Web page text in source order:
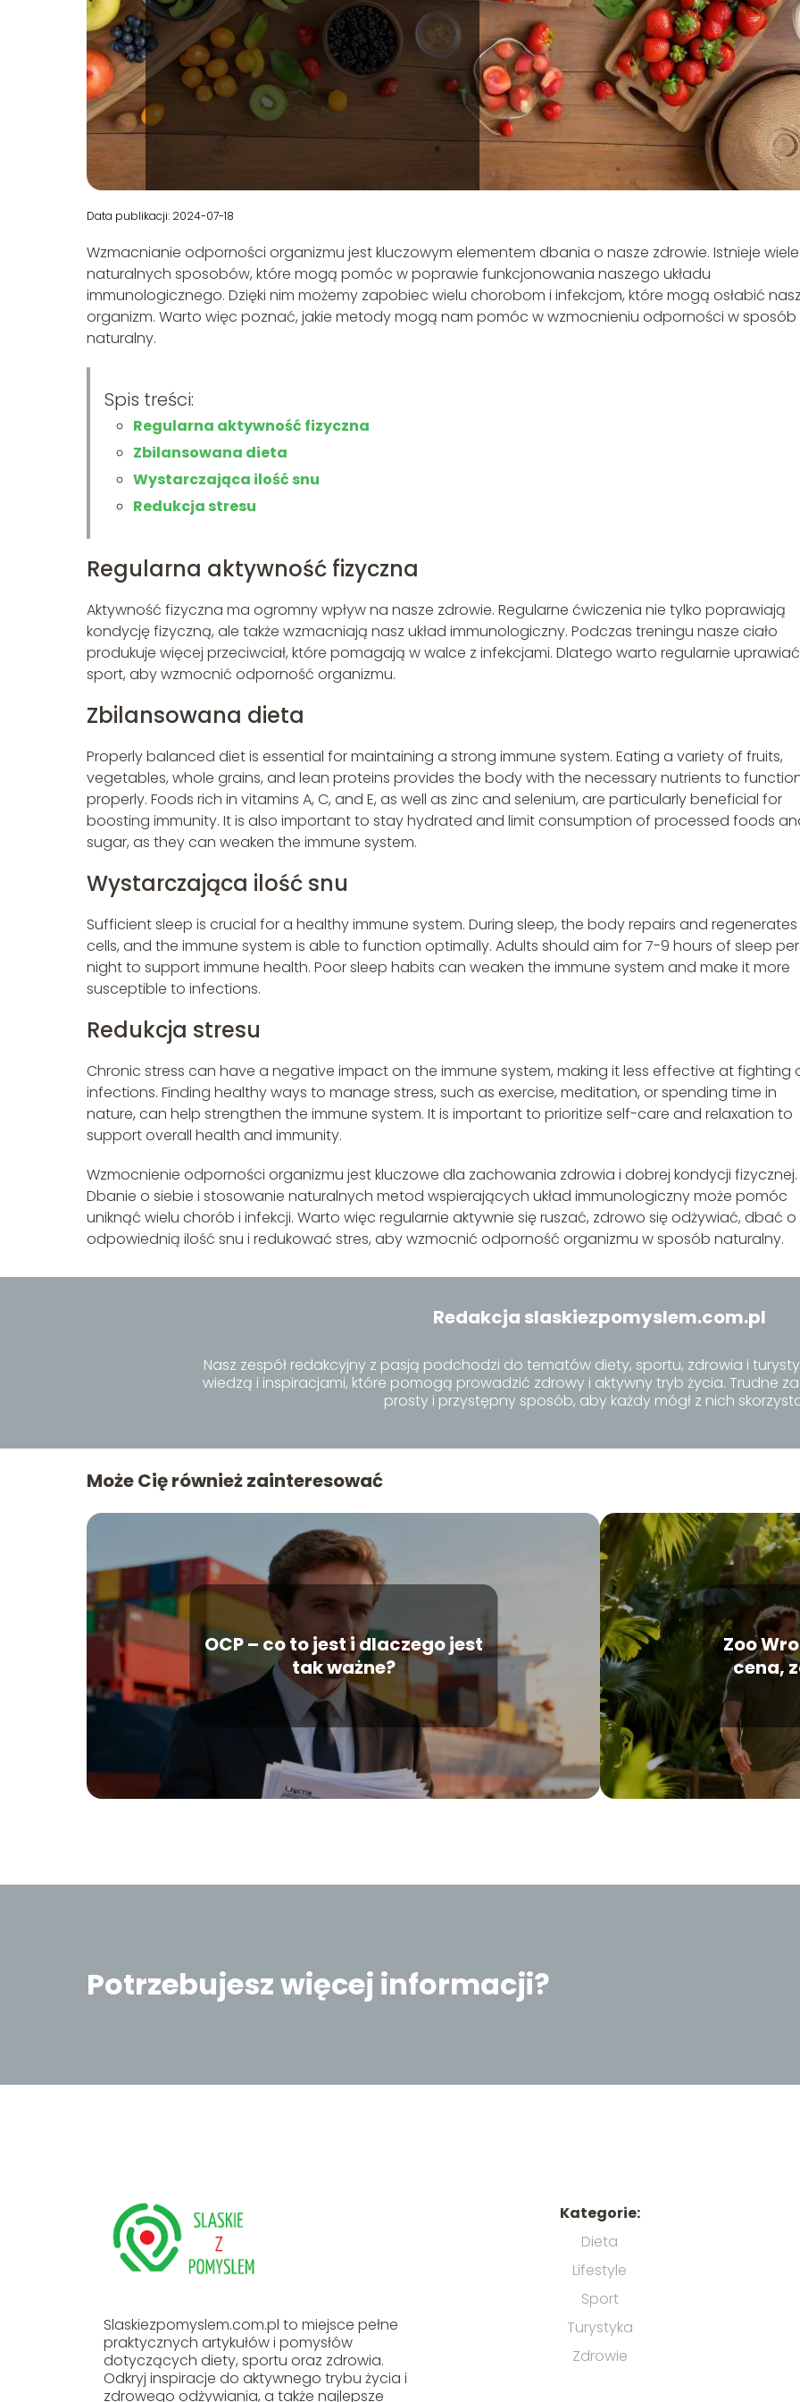
Data publikacji: 2024-07-18
Wzmacnianie odporności organizmu jest kluczowym elementem dbania o nasze zdrowie. Istnieje wiele
naturalnych sposobów, które mogą pomóc w poprawie funkcjonowania naszego układu
immunologicznego. Dzięki nim możemy zapobiec wielu chorobom i infekcjom, które mogą osłabić nasz
organizm. Warto więc poznać, jakie metody mogą nam pomóc w wzmocnieniu odporności w sposób
naturalny.
Spis treści:
Regularna aktywność fizyczna
Zbilansowana dieta
Wystarczająca ilość snu
Redukcja stresu
Regularna aktywność fizyczna
Aktywność fizyczna ma ogromny wpływ na nasze zdrowie. Regularne ćwiczenia nie tylko poprawiają
kondycję fizyczną, ale także wzmacniają nasz układ immunologiczny. Podczas treningu nasze ciało
produkuje więcej przeciwciał, które pomagają w walce z infekcjami. Dlatego warto regularnie uprawiać
sport, aby wzmocnić odporność organizmu.
Zbilansowana dieta
Properly balanced diet is essential for maintaining a strong immune system. Eating a variety of fruits,
vegetables, whole grains, and lean proteins provides the body with the necessary nutrients to
properly. Foods rich in vitamins A, C, and E, as well as zinc and selenium, are particularly beneficial for
boosting immunity. It is also important to stay hydrated and limit consumption of processed foods
sugar, as they can weaken the immune system.
Wystarczająca ilość snu
Sufficient sleep is crucial for a healthy immune system. During sleep, the body repairs and regenerates
cells, and the immune system is able to function optimally. Adults should aim for 7-9 hours of sleep per
night to support immune health. Poor sleep habits can weaken the immune system and make it more
susceptible to infections.
Redukcja stresu
Chronic stress can have a negative impact on the immune system, making it less effective at fighting
infections. Finding healthy ways to manage stress, such as exercise, meditation, or spending time in
nature, can help strengthen the immune system. It is important to prioritize self-care and relaxation to
support overall health and immunity.
Wzmocnienie odporności organizmu jest kluczowe dla zachowania zdrowia i dobrej kondycji fizycznej.
Dbanie o siebie i stosowanie naturalnych metod wspierających układ immunologiczny może pomóc
uniknąć wielu chorób i infekcji. Warto więc regularnie aktywnie się ruszać, zdrowo się odżywiać, dbać o
odpowiednią ilość snu i redukować stres, aby wzmocnić odporność organizmu w sposób naturalny.
Redakcja slaskiezpomyslem.com.pl
Nasz zespół redakcyjny z pasją podchodzi do tematów diety, sportu, zdrowia i
wiedzą i inspiracjami, które pomogą prowadzić zdrowy i aktywny tryb życia. Trudne
prosty i przystępny sposób, aby każdy mógł z nich
Może Cię również zainteresować
OCP – co to jest i dlaczego jest
tak ważne?
Zoo
cena,
Potrzebujesz więcej informacji?
Slaskiezpomyslem.com.pl to miejsce pełne
praktycznych artykułów i pomysłów
dotyczących diety, sportu oraz zdrowia.
Odkryj inspiracje do aktywnego trybu życia i
zdrowego odżywiania, a także najlepsze
Kategorie:
Dieta
Lifestyle
Sport
Turystyka
Zdrowie